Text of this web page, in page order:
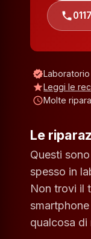
phone
verified
starLeggi le
scheduleMolte
Le
Questi
spesso in
Non trovi il
qualcosa di